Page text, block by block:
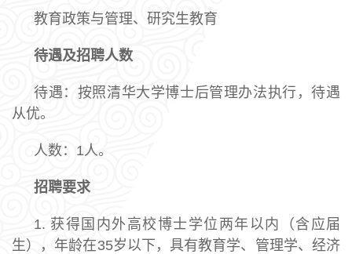
教育政策与管理、研究生教育
待遇及招聘人数
待遇：按照清华大学博士后管理办法执行，待遇
从优。
人数：1人。
招聘要求
1. 获得国内外高校博士学位两年以内（含应届
生），年龄在35岁以下，具有教育学、管理学、经济